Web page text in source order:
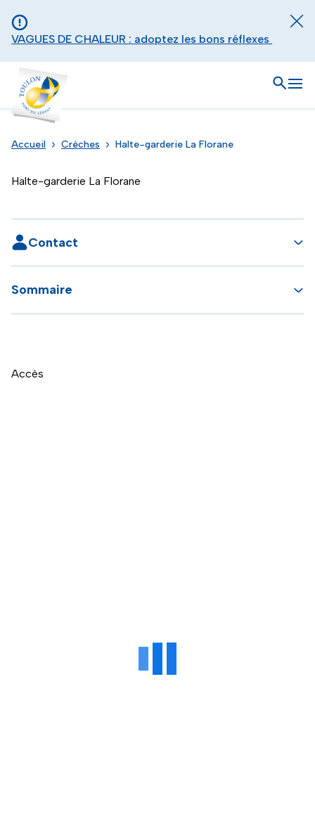
VAGUES DE CHALEUR : adoptez les bons réflexes
Toulon - Port du levant, retour à l'accueil
Ouvrir
Accueil Crèches Halte-garderie La Florane
Halte-garderie La Florane
Contact
Sommaire
Accès